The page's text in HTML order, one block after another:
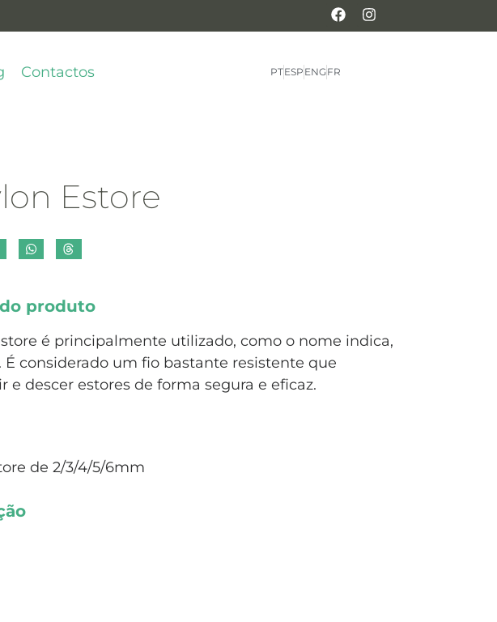
Contactos PTESP ENGFR
Estore
produto
é principalmente utilizado, como o nome indica,
É considerado um fio bastante resistente que
e descer estores de forma segura e eficaz.
de 2/3/4/5/6mm